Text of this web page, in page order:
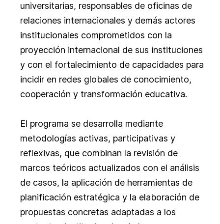
universitarias, responsables de oficinas de
relaciones internacionales y demás actores
institucionales comprometidos con la
proyección internacional de sus instituciones
y con el fortalecimiento de capacidades para
incidir en redes globales de conocimiento,
cooperación y transformación educativa.
El programa se desarrolla mediante
metodologías activas, participativas y
reflexivas, que combinan la revisión de
marcos teóricos actualizados con el análisis
de casos, la aplicación de herramientas de
planificación estratégica y la elaboración de
propuestas concretas adaptadas a los